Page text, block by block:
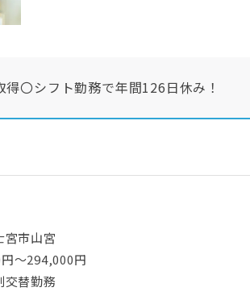
〇シフト勤務で年間126日休み！
宮市山宮
～294,000円
交替勤務